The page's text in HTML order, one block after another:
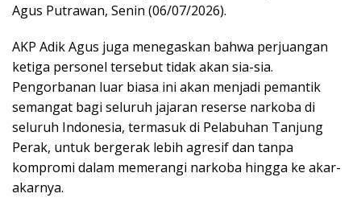
Agus Putrawan, Senin (06/07/2026).
AKP Adik Agus juga menegaskan bahwa perjuangan
ketiga personel tersebut tidak akan sia-sia.
Pengorbanan luar biasa ini akan menjadi pemantik
semangat bagi seluruh jajaran reserse narkoba di
seluruh Indonesia, termasuk di Pelabuhan Tanjung
Perak, untuk bergerak lebih agresif dan tanpa
kompromi dalam memerangi narkoba hingga ke akar-
akarnya.